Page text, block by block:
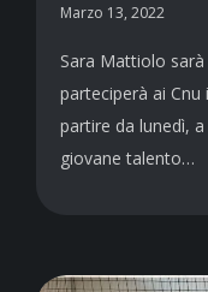
Marzo 13, 2022
Sara Mattiolo
parteciperà ai Cnu
partire da lunedì,
giovane talento…